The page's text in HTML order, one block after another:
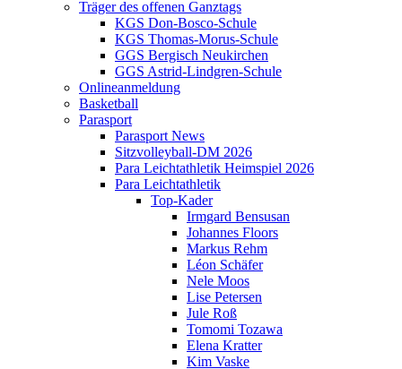
Träger des offenen Ganztags
KGS Don-Bosco-Schule
KGS Thomas-Morus-Schule
GGS Bergisch Neukirchen
GGS Astrid-Lindgren-Schule
Onlineanmeldung
Basketball
Parasport
Parasport News
Sitzvolleyball-DM 2026
Para Leichtathletik Heimspiel 2026
Para Leichtathletik
Top-Kader
Irmgard Bensusan
Johannes Floors
Markus Rehm
Léon Schäfer
Nele Moos
Lise Petersen
Jule Roß
Tomomi Tozawa
Elena Kratter
Kim Vaske